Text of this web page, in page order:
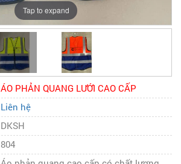
Tap to expand
ÁO PHẢN QUANG LƯỚI CAO CẤP
Liên hệ
DKSH
804